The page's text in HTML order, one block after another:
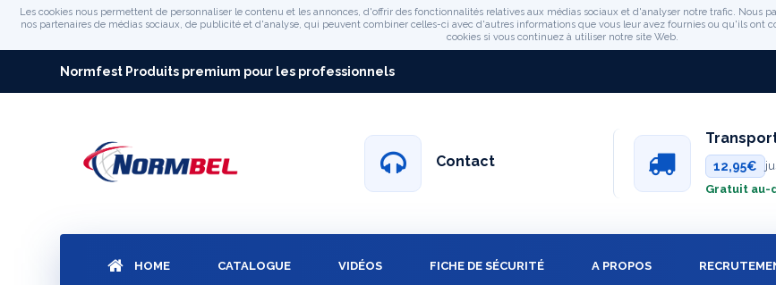
Les cookies nous permettent de personnaliser le contenu et les annonces, d'offrir des fonctionnalités relatives aux médias sociaux et d'analyser notre trafic. Nous
nos partenaires de médias sociaux, de publicité et d'analyse, qui peuvent combiner celles-ci avec d'autres informations que vous leur avez fournies ou qu'ils ont
cookies si vous continuez à utiliser notre site Web.
Normfest Produits premium pour les professionnels
Contact 12,95€
Gratuit au-
HOME CATALOGUE VIDÉOS FICHE DE SÉCURITÉ A PROPOS